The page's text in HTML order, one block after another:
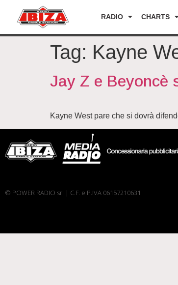
RADIO CHARTS
Tag: Kayne
Jay Z e Beyoncè
Kayne West pare che si dovrà
© POWER RADIO srl | C.F. e P.IVA 06157210631